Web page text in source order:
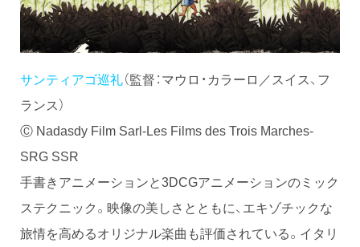
サンティアゴ巡礼（監督：マウロ・カラーロ／スイス、フ
ランス）
Ⓒ Nadasdy Film Sarl-Les Films des Trois Marches-
SRG SSR
手書きアニメーションと3DCGアニメーションのミック
ステクニック。映像の美しさとともに、エキゾチックな
旅情を高めるオリジナル楽曲も評価されている。イタリ